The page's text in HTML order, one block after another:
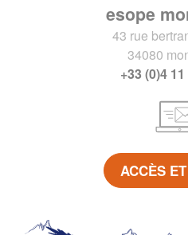
esope
43 rue
34080
+33 (0)4
ACCÈS